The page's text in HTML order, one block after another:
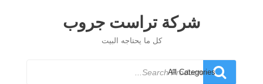
شركة تراست جروب
كل ما يحتاجه البيت
Search
for